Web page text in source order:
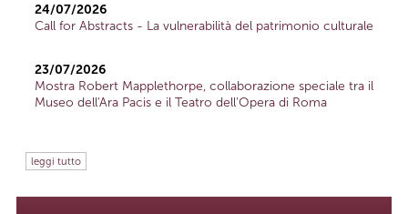
24/07/2026
Call for Abstracts - La vulnerabilità del patrimonio culturale
23/07/2026
Mostra Robert Mapplethorpe, collaborazione speciale tra il
Museo dell'Ara Pacis e il Teatro dell'Opera di Roma
leggi tutto